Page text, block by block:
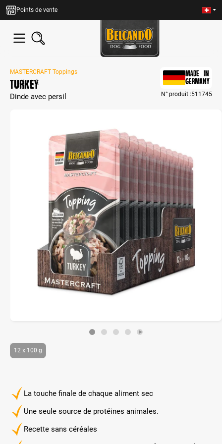
principal
Points de vente
MASTERCRAFT Toppings
Turkey
Dinde avec persil
MADE IN
GERMANY
N° produit :511745
La touche finale de chaque aliment sec
Une seule source de protéines animales.
Recette sans céréales
12 x 100 g